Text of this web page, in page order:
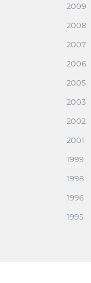
2009
2008
2007
2006
2005
2003
2002
2001
1999
1998
1996
1995